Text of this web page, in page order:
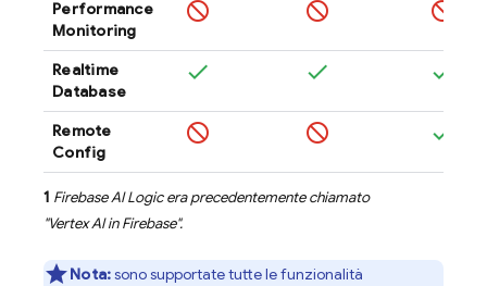
Performance
Monitoring
Realtime
Database
Remote
Config
1 Firebase AI Logicera precedentemente chiamato
"Vertex AI in Firebase".
Nota:sono supportate tutte le funzionalità